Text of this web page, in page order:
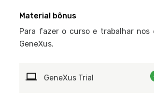
Material bônus
Para fazer o curso e trabalhar
GeneXus.
GeneXus Trial